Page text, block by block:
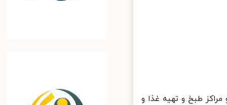
طبخ و تهیه غذا و